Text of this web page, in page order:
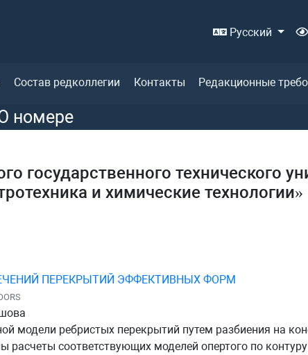
Русский
Состав редколлегии Контакты Редакционные
номере
государственного технического
и химические технологии»
ПЕРЕКРЫТИЙ ЭФФЕКТИВНЫХ ФОРМ
модели ребристых перекрытий путем разбиения на
соответствующих моделей опертого по